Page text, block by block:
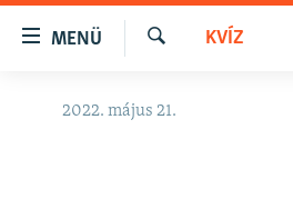
Akadálymentes
MENÜ
NAPIRENDEN
KVÍZ
2022. május 21.